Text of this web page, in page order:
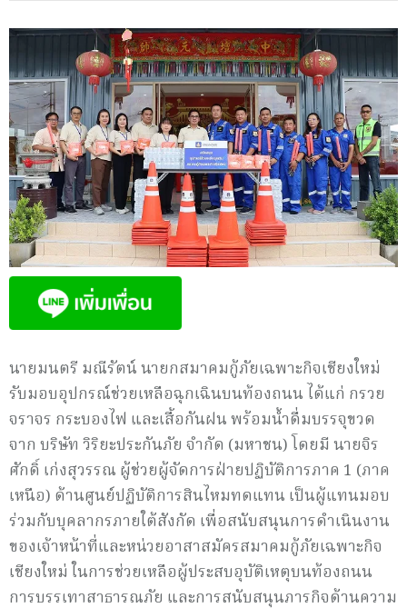
นายมนตรี มณีรัตน์ นายกสมาคมกู้ภัยเฉพาะกิจเชียงใหม่
รับมอบอุปกรณ์ช่วยเหลือฉุกเฉินบนท้องถนน ได้แก่ กรวย
จราจร กระบองไฟ และเสื้อกันฝน พร้อมน้ำดื่มบรรจุขวด
จาก บริษัท วิริยะประกันภัย จำกัด (มหาชน) โดยมี นายจิร
ศักดิ์ เก่งสุวรรณ ผู้ช่วยผู้จัดการฝ่ายปฏิบัติการภาค 1 (ภาค
เหนือ) ด้านศูนย์ปฏิบัติการสินไหมทดแทน เป็นผู้แทนมอบ
ร่วมกับบุคลากรภายใต้สังกัด เพื่อสนับสนุนการดำเนินงาน
ของเจ้าหน้าที่และหน่วยอาสาสมัครสมาคมกู้ภัยเฉพาะกิจ
เชียงใหม่ ในการช่วยเหลือผู้ประสบอุบัติเหตุบนท้องถนน
การบรรเทาสาธารณภัย และการสนับสนุนภารกิจด้านความ